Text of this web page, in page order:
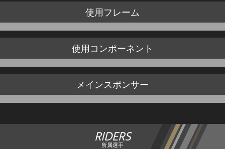
使用フレーム
使用コンポーネント
メインスポンサー
RIDERS
所属選手